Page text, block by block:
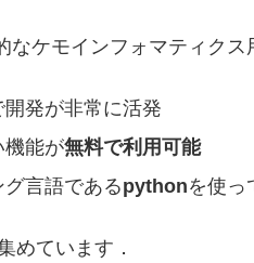
なケモインフォマティクス
発が非常に活発
機能が無料で利用可能
言語であるpythonを使っ
めています．